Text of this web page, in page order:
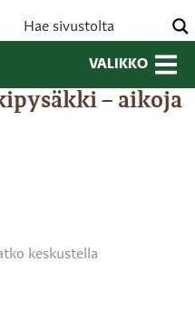
VALIKKO
– aikoja
keskustella